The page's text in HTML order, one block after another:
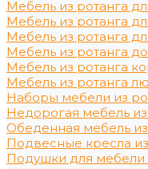
Мебель из ротанга
Мебель из ротанга
Мебель из ротанга
Мебель из ротанга
Мебель из ротанга
Мебель из ротанга
Наборы мебели из
Недорогая мебель из
Обеденная мебель из
Подвесные кресла
Подушки для мебели